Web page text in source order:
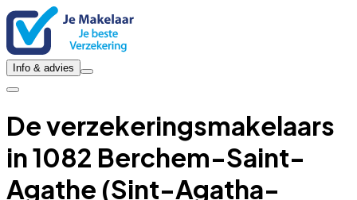
Info & advies
De verzekeringsmakelaars
in 1082 Berchem-Saint-
Agathe (Sint-Agatha-